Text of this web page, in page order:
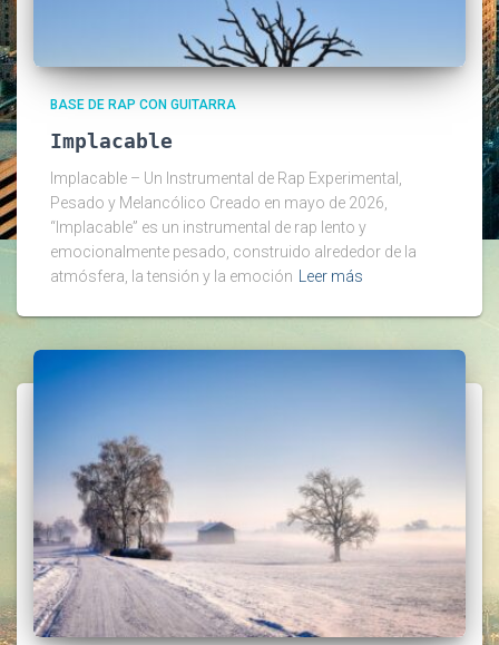
BASE DE RAP CON GUITARRA
Implacable
Implacable – Un Instrumental de Rap Experimental,
Pesado y Melancólico Creado en mayo de 2026,
“Implacable” es un instrumental de rap lento y
emocionalmente pesado, construido alrededor de la
atmósfera, la tensión y la emoción
Leer más